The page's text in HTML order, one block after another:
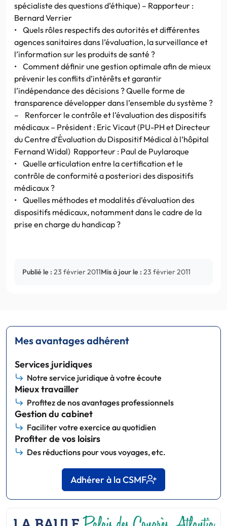
spécialiste des questions d’éthique) – Rapporteur :
Bernard Verrier
• Quels rôles respectifs des autorités et différentes
agences sanitaires dans l’évaluation, la surveillance et
l’information sur les produits de santé ?
• Comment définir une gestion optimale afin de mieux
prévenir les conflits d’intérêts et garantir
l’indépendance des décisions ? Quelle forme de
transparence développer dans l’ensemble du système ?
– Renforcer le contrôle et l’évaluation des dispositifs
médicaux – Président : Eric Vicaut (PU-PH et Directeur
du Centre d’Évaluation du Dispositif Médical à l’hôpital
Fernand Widal) Rapporteur : Paul de Puylaroque
• Quelle articulation entre la certification et le
contrôle de conformité a posteriori des dispositifs
médicaux ?
• Quelles méthodes et modalités d’évaluation des
dispositifs médicaux, notamment dans le cadre de la
prise en charge du handicap ?
Publié le : 23 février 2011Mis à jour le : 23 février 2011
Mes avantages adhérent
Services juridiques
Notre service juridique à votre écoute
Mieux travailler
Profitez de nos avantages professionnels
Gestion du cabinet
Faciliter votre exercice au quotidien
Profiter de vos loisirs
Des réductions pour vous voyages, etc.
Adhérer à la CSMF